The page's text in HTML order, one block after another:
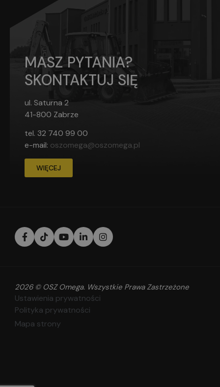
MASZ PYTANIA?
SKONTAKTUJ SIĘ
ul. Saturna 2
41-800 Zabrze
tel. 32 740 99 00
e-mail: oszomega@oszomega.pl
WIĘCEJ
2026 © OSZ Omega. Wszystkie Prawa Zastrzeżone
Ustawienia prywatności
Polityka prywatności
Mapa strony